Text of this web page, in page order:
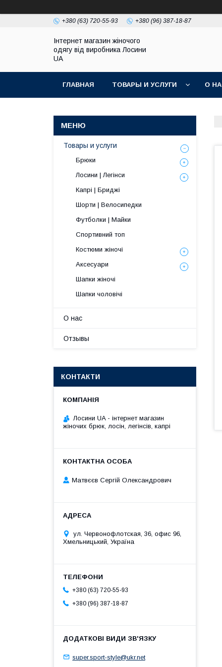
+380 (63) 720-55-93 +380 (96) 387-18-87
Інтернет магазин жіночого
одягу від виробника Лосини
UA
ГЛАВНАЯ ТОВАРЫ И УСЛУГИ О
Товары и услуги
Брюки
Лосини | Легінси
Капрі | Бриджі
Шорти | Велосипедки
Футболки | Майки
Спортивний топ
Костюми жіночі
Аксесуари
Шапки жіночі
Шапки чоловічі
О нас
Отзывы
КОНТАКТИ
Лосини UA - інтернет магазин
жіночих брюк, лосін, легінсів, капрі
Матвєєв Сергій Олександрович
ул. Червонофлотская, 36, офис 96,
Хмельницький, Україна
+380 (63) 720-55-93
+380 (96) 387-18-87
super.sport-style@ukr.net